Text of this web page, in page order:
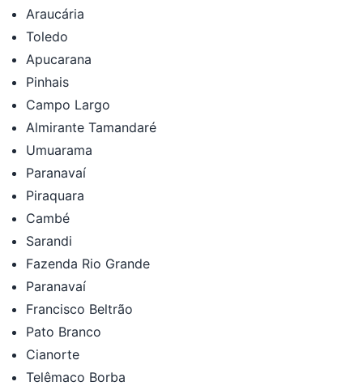
Araucária
Toledo
Apucarana
Pinhais
Campo Largo
Almirante Tamandaré
Umuarama
Paranavaí
Piraquara
Cambé
Sarandi
Fazenda Rio Grande
Paranavaí
Francisco Beltrão
Pato Branco
Cianorte
Telêmaco Borba